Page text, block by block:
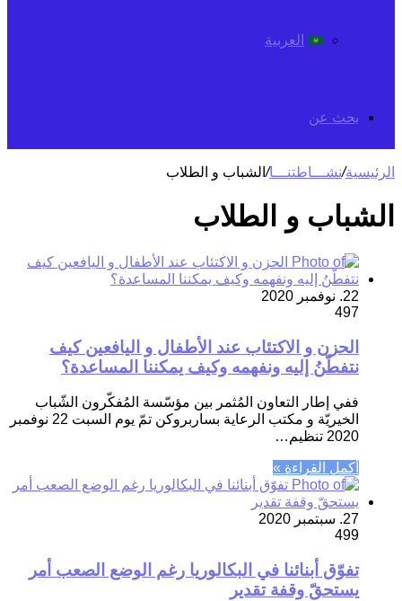
العربية
بحث عن
الرئيسية/نشـــاطتنـــا/الشباب و الطلاب
الشباب و الطلاب
22. نوفمبر 2020
497
الحزن و الاكتئاب عند الأطفال و اليافعين كيف
نتفطّنُ إليه ونفهمه وكيف يمكننا المساعدة؟
ففي إطار التعاون المُثمر بين مؤسّسة المُفكّرون الشّباب
الخيريّة و مكتب الرعاية بساربروكن تمّ يوم السبت 22 نوفمبر
2020 تنظيم…
أكمل القراءة »
27. سبتمبر 2020
499
تفوّق أبنائنا في البكالوريا رغم الوضع الصعب أمر
يستحقّ وقفة تقدير